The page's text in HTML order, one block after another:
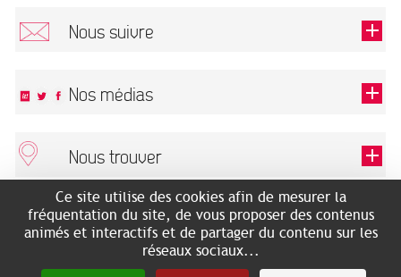
Nous suivre
Ce champ est exigé.
Nos médias
Nous trouver
ARCHIVES MUNICIPALES
2 rue des Archives
Accès mobilité réduite :
RECHERCHES GÉNÉALOGIQUES
NOUS CONNAÎTRE
SERVICE ÉDUCATIF
LES ARCHIVES EN LIGNE
Ce site utilise des cookies afin de mesurer la
fréquentation du site, de vous proposer des contenus
animés et interactifs et de partager du contenu sur les
réseaux sociaux...